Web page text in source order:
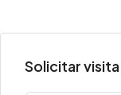
Solicitar visita